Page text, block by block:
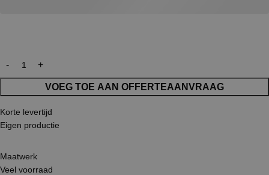
VOEG TOE AAN OFFERTEAANVRAAG
Korte levertijd
Eigen productie
Maatwerk
Veel voorraad